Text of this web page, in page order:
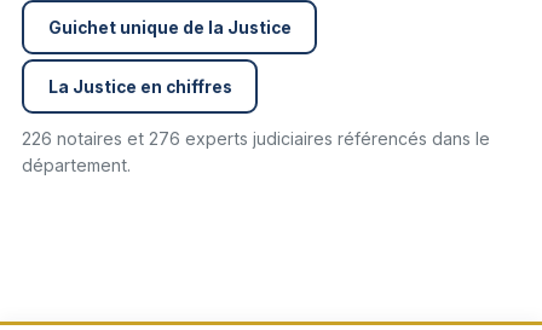
Guichet unique de la Justice
La Justice en chiffres
226 notaires et 276 experts judiciaires référencés dans le
département.